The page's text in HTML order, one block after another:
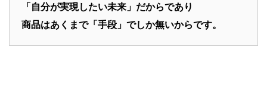
「自分が実現したい未来」だからであり
商品はあくまで「手段」でしか無いからです。